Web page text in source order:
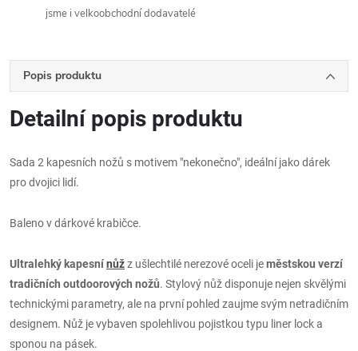
jsme i velkoobchodní dodavatelé
Popis produktu
Detailní popis produktu
Sada 2 kapesních nožů s motivem "nekonečno", ideální jako dárek
pro dvojici lidí.
Baleno v dárkové krabičce.
Ultralehký kapesnínůžz ušlechtilé nerezové oceli jeměstskou verzí
tradičních outdoorových nožů. Stylový nůž disponuje nejen skvělými
technickými parametry, ale na první pohled zaujme svým netradičním
designem. Nůž je vybaven spolehlivou pojistkou typu liner lock a
sponou na pásek.